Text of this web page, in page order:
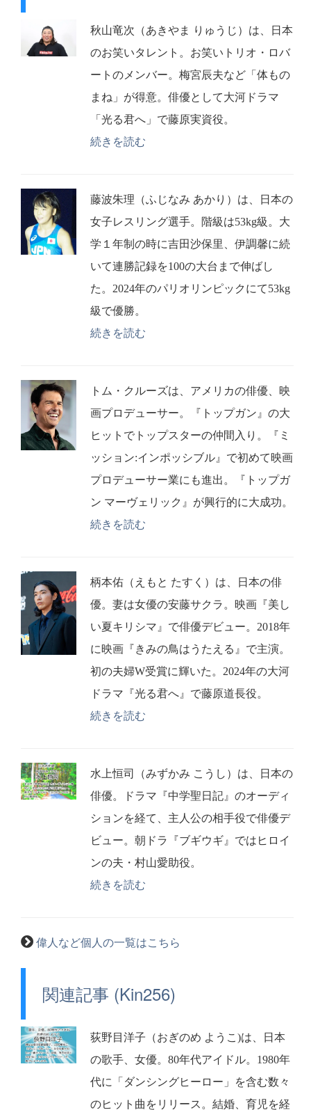
秋山竜次（あきやま りゅうじ）は、日本
のお笑いタレント。お笑いトリオ・ロバ
ートのメンバー。梅宮辰夫など「体もの
まね」が得意。俳優として大河ドラマ
「光る君へ」で藤原実資役。
続きを読む
藤波朱理（ふじなみ あかり）は、日本の
女子レスリング選手。階級は53kg級。大
学１年制の時に吉田沙保里、伊調馨に続
いて連勝記録を100の大台まで伸ばし
た。2024年のパリオリンピックにて53kg
級で優勝。
続きを読む
トム・クルーズは、アメリカの俳優、映
画プロデューサー。『トップガン』の大
ヒットでトップスターの仲間入り。『ミ
ッション:インポッシブル』で初めて映画
プロデューサー業にも進出。『トップガ
ン マーヴェリック』が興行的に大成功。
続きを読む
柄本佑（えもと たすく）は、日本の俳
優。妻は女優の安藤サクラ。映画『美し
い夏キリシマ』で俳優デビュー。2018年
に映画『きみの鳥はうたえる』で主演。
初の夫婦W受賞に輝いた。2024年の大河
ドラマ『光る君へ』で藤原道長役。
続きを読む
水上恒司（みずかみ こうし）は、日本の
俳優。ドラマ『中学聖日記』のオーディ
ションを経て、主人公の相手役で俳優デ
ビュー。朝ドラ『ブギウギ』ではヒロイ
ンの夫・村山愛助役。
続きを読む
偉人など個人の一覧はこちら
関連記事 (Kin256)
荻野目洋子（おぎのめ ようこ)は、日本
の歌手、女優。80年代アイドル。1980年
代に「ダンシングヒーロー」を含む数々
のヒット曲をリリース。結婚、育児を経